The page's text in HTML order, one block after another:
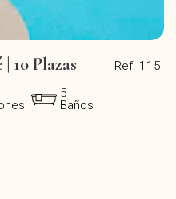
Ref. 115
10 Plazas
5
Baños